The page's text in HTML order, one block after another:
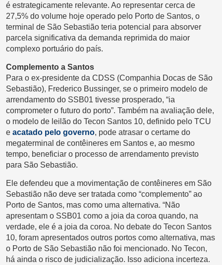
é estrategicamente relevante. Ao representar cerca de
27,5% do volume hoje operado pelo Porto de Santos, o
terminal de São Sebastião teria potencial para absorver
parcela significativa da demanda reprimida do maior
complexo portuário do país.
Complemento a Santos
Para o ex-presidente da CDSS (Companhia Docas de São
Sebastião), Frederico Bussinger, se o primeiro modelo de
arrendamento do SSB01 tivesse prosperado, “ia
comprometer o futuro do porto”. Também na avaliação dele,
o modelo de leilão do Tecon Santos 10, definido pelo TCU
e acatado pelo governo, pode atrasar o certame do
megaterminal de contêineres em Santos e, ao mesmo
tempo, beneficiar o processo de arrendamento previsto
para São Sebastião.
Ele defendeu que a movimentação de contêineres em São
Sebastião não deve ser tratada como “complemento” ao
Porto de Santos, mas como uma alternativa. “Não
apresentam o SSB01 como a joia da coroa quando, na
verdade, ele é a joia da coroa. No debate do Tecon Santos
10, foram apresentados outros portos como alternativa, mas
o Porto de São Sebastião não foi mencionado. No Tecon,
há ainda o risco de judicialização. Isso adiciona incerteza.